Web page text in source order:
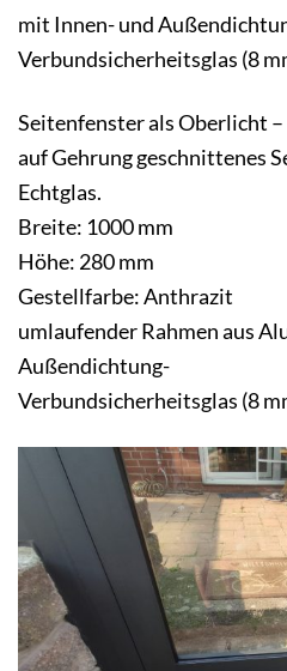
mit Innen- und
Verbundsicherheitsglas (8
Seitenfenster als Oberlicht
auf Gehrung geschnittenes
Echtglas.
Breite: 1000 mm
Höhe: 280 mm
Gestellfarbe: Anthrazit
umlaufender Rahmen aus
Außendichtung-
Verbundsicherheitsglas (8